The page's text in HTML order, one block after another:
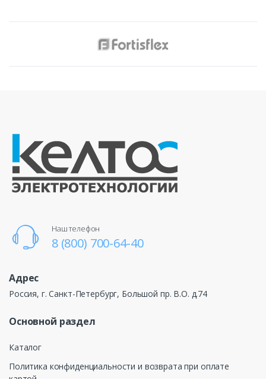
Наш телефон
8 (800) 700-64-40
Адрес
Россия, г. Санкт-Петербург, Большой пр. В.О. д.74
Основной раздел
Каталог
Политика конфиденциальности и возврата при оплате